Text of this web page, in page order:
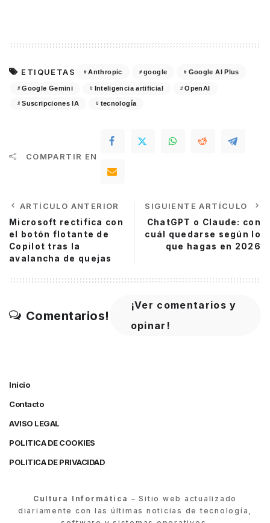
ETIQUETAS Anthropic google Google AI Plus
Google Gemini Inteligencia artificial OpenAI
Suscripciones IA tecnología
COMPARTIR EN
ARTÍCULO ANTERIOR
Microsoft rectifica con
el botón flotante de
Copilot tras la
avalancha de quejas
SIGUIENTE ARTÍCULO
ChatGPT o Claude: con
cuál quedarse según lo
que hagas en 2026
Comentarios!
¡Ver comentarios y
opinar!
Inicio
Contacto
AVISO LEGAL
POLITICA DE COOKIES
POLITICA DE PRIVACIDAD
Cultura Informática – Sitio web actualizado
diariamente con las últimas noticias de tecnología,